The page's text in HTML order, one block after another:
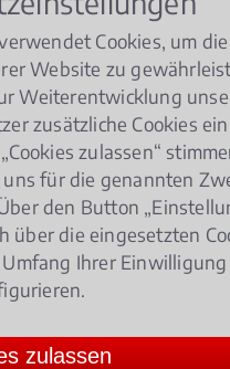
Arbeitsrechtzu
sich von ihren
bei allen
Cookies, um die
Website zu
Weiterentwicklung
zusätzliche Cookies
zulassen“
für die genannten
den Button
über die eingesetzten
Ihrer Einwilligung
zulassen